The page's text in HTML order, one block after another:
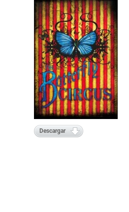
Descargar